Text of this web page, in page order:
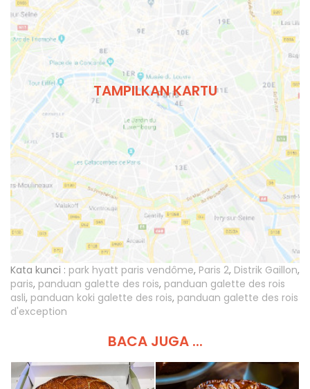
TAMPILKAN KARTU
Kata kunci : park hyatt paris vendôme, Paris 2, Distrik Gaillon,
paris, panduan galette des rois, panduan galette des rois
asli, panduan koki galette des rois, panduan galette des rois
d'exception
BACA JUGA ...